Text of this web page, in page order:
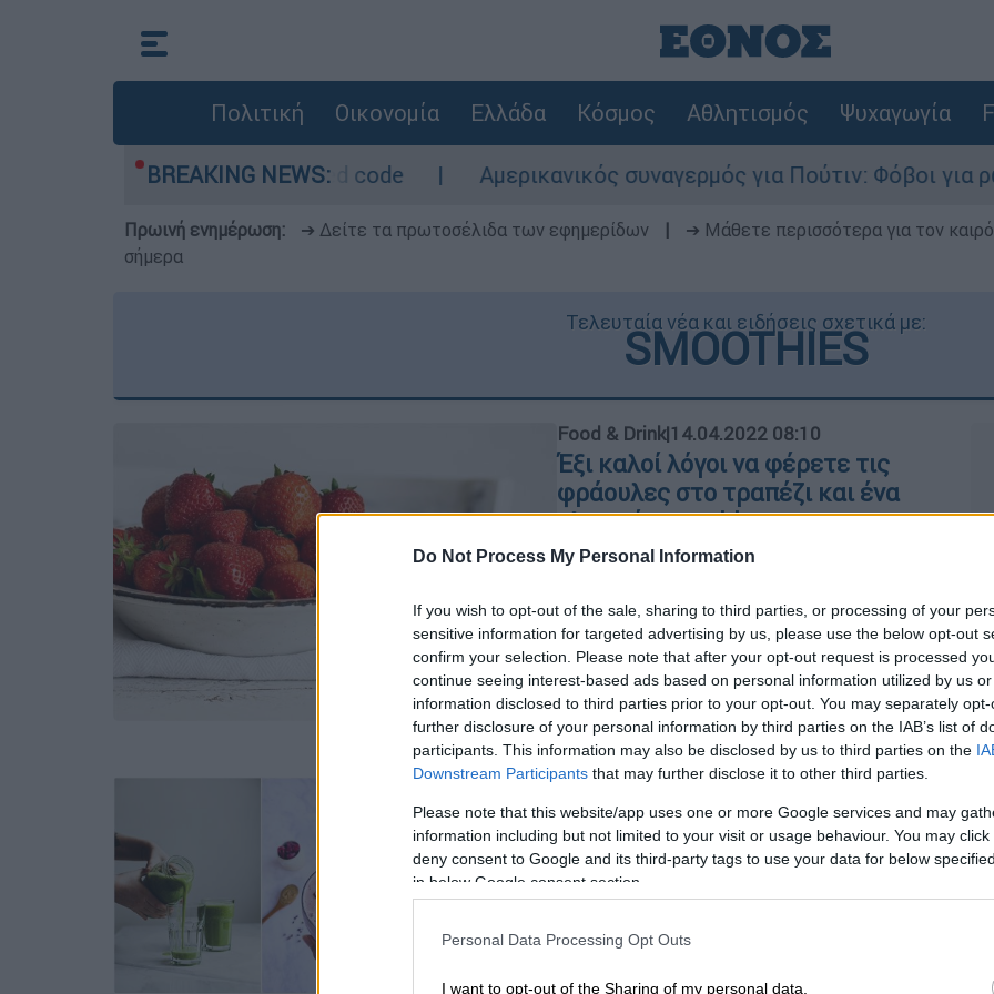
Do Not Process My Personal Information
If you wish to opt-out of the sale, sharing to third parties, or processing of your
sensitive information for targeted advertising by us, please use the below opt-out
confirm your selection. Please note that after your opt-out request is processed
continue seeing interest-based ads based on personal information utilized by us
information disclosed to third parties prior to your opt-out. You may separately
further disclosure of your personal information by third parties on the IAB’s list of
participants. This information may also be disclosed by us to third parties on the
Downstream Participants that may further disclose it to other third parties.
Please note that this website/app uses one or more Google services and may
information including but not limited to your visit or usage behaviour. You may
deny consent to Google and its third-party tags to use your data for below
in below Google consent section.
Personal Data Processing Opt Outs
I want to opt-out of the Sharing of my personal data.
Πολιτική Οικονομία Ελλάδα Κόσμος Αθλητισμός Ψυχαγωγία
BREAKING NEWS:
- Οι περιοχές σε red code Αμερικανικός συναγερμός για Πούτιν: Φόβοι για
Πρωινή ενημέρωση: ➔ Δείτε τα πρωτοσέλιδα των εφημερίδων ➔ Μάθετε περισσότερα για τον
σήμερα
Τελευταία νέα και ειδήσεις σχετικά με:
SMOOTHIES
Food & Drink|14.04.2022 08:10
Έξι καλοί λόγοι να φέρετε τις
φράουλες στο τραπέζι και ένα
ελαφρύ smoothie να τις
απολαύσετε
ενισχύσετε την ανοιξιάτικη διατροφή
σας με τις υπέροχες φράουλες, εκτός
από τη θεσπέσια γλυκόξινη γεύση
τους, και το άρωμά τους. Ας τους
δούμε με μια ματιά.
Food & Drink
4 smoothies με γεύση καλοκαιριού
Βάζεις όλα τα υλικά στο μπλέντερ και
σε μερικά λεπτά έχεις ένα
γεύση και θρεπτικά συστατικά, που